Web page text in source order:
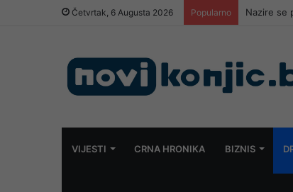
Četvrtak, 6 Augusta 2026 Popularno Nazire se
VIJESTI CRNA HRONIKA BIZNIS